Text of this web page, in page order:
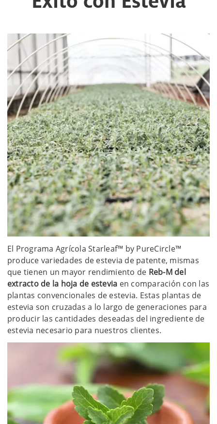
El Programa Agrícola Starleaf™ by PureCircle™
produce variedades de estevia de patente, mismas
que tienen un mayor rendimiento de Reb-M del
extracto de la hoja de estevia en comparación con las
plantas convencionales de estevia. Estas plantas de
estevia son cruzadas a lo largo de generaciones para
producir las cantidades deseadas del ingrediente de
estevia necesario para nuestros clientes.